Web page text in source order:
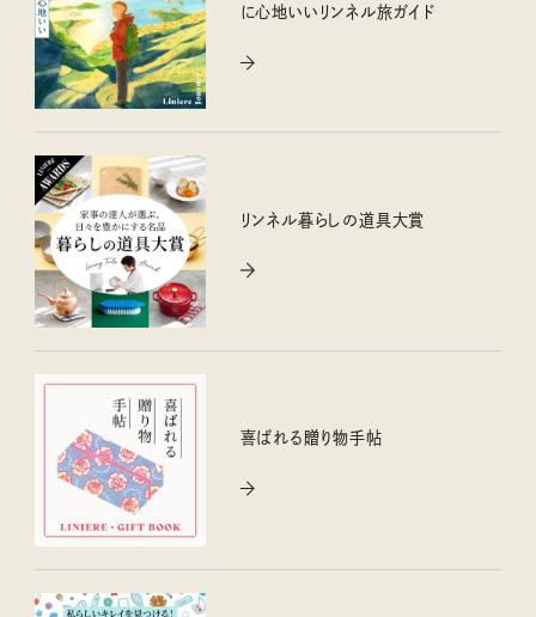
に心地いいリンネル旅ガイド
リンネル暮らしの道具大賞
喜ばれる贈り物手帖